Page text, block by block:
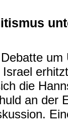
um
die
an der